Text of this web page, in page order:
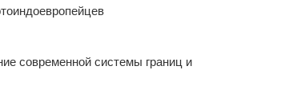
современной системы границ и